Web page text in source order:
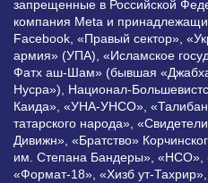
запрещенные в Российской
компания Meta и
Facebook, «Правый сектор»,
армия» (УПА), «Исламское
Фатх аш-Шам» (бывшая
Нусра»), Национал-
Каида», «УНА-УНСО»,
татарского народа»,
Дивижн», «Братство»
им. Степана Бандеры», «НСО»,
«Формат-18», «Хизб ут-